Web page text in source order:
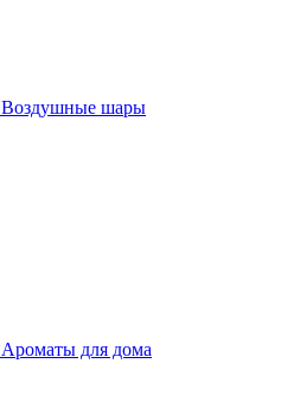
Воздушные шары
Ароматы для дома